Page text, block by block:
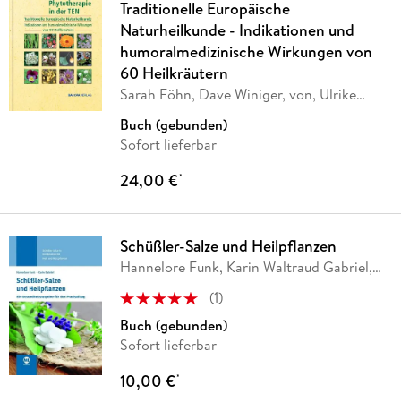
Traditionelle Europäische
Naturheilkunde - Indikationen und
humoralmedizinische Wirkungen von
60 Heilkräutern
Sarah Föhn, Dave Winiger, von, Ulrike…
Buch (gebunden)
Sofort lieferbar
24,00 €*
Schüßler-Salze und Heilpflanzen
Hannelore Funk, Karin Waltraud Gabriel,
(1)
Buch (gebunden)
Sofort lieferbar
10,00 €*